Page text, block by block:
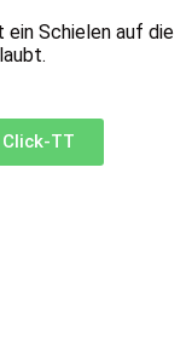
Schielen auf die
TT